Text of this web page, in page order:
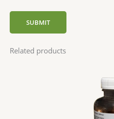
Related products